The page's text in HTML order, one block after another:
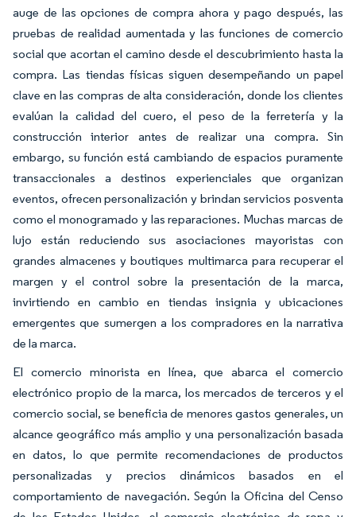
auge de las opciones de compra ahora y pago después, las
pruebas de realidad aumentada y las funciones de comercio
social que acortan el camino desde el descubrimiento hasta la
compra. Las tiendas físicas siguen desempeñando un papel
clave en las compras de alta consideración, donde los clientes
evalúan la calidad del cuero, el peso de la ferretería y la
construcción interior antes de realizar una compra. Sin
embargo, su función está cambiando de espacios puramente
transaccionales a destinos experienciales que organizan
eventos, ofrecen personalización y brindan servicios posventa
como el monogramado y las reparaciones. Muchas marcas de
lujo están reduciendo sus asociaciones mayoristas con
grandes almacenes y boutiques multimarca para recuperar el
margen y el control sobre la presentación de la marca,
invirtiendo en cambio en tiendas insignia y ubicaciones
emergentes que sumergen a los compradores en la narrativa
de la marca.
El comercio minorista en línea, que abarca el comercio
electrónico propio de la marca, los mercados de terceros y el
comercio social, se beneficia de menores gastos generales, un
alcance geográfico más amplio y una personalización basada
en datos, lo que permite recomendaciones de productos
personalizadas y precios dinámicos basados en el
comportamiento de navegación. Según la Oficina del Censo